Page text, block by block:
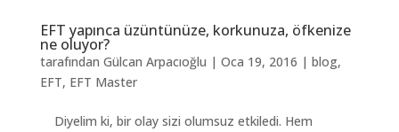
EFT yapınca üzüntünüze, korkunuza, öfkenize
ne oluyor?
tarafından Gülcan Arpacıoğlu | Oca 19, 2016 | blog,
EFT, EFT Master
Diyelim ki, bir olay sizi olumsuz etkiledi. Hem